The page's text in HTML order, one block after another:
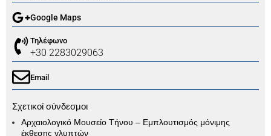
Google Maps
Τηλέφωνο
+30 2283029063
Email
Σχετικοί σύνδεσμοι
Αρχαιολογικό Μουσείο Τήνου – Εμπλουτισμός μόνιμης
έκθεσης γλυπτών